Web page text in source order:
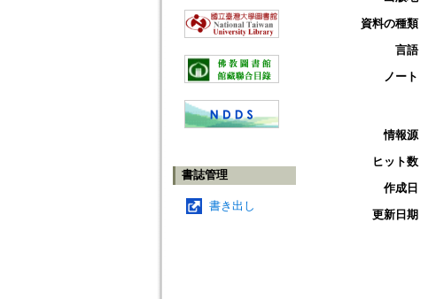
書誌管理
書き出し
資料の種類
言語
ノート
情報源
ヒット数
作成日
更新日期